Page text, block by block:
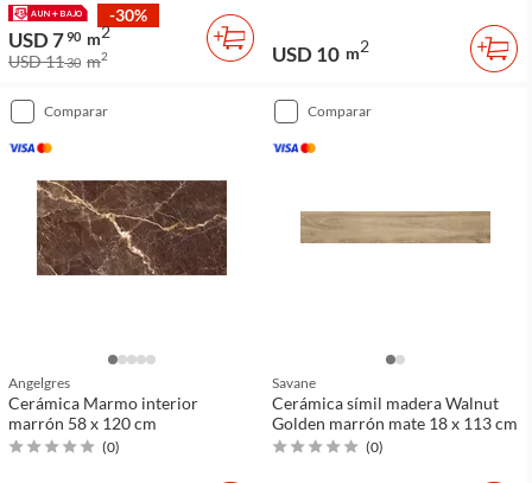
-30%
USD 790 m2
USD 1130 m2 USD 10 m2
comparar
Angelgres
Cerámica Marmo interior
marrón 58 x 120 cm
(0)
comparar
Savane
Cerámica símil madera Walnut
Golden marrón mate 18 x 113 cm
(0)